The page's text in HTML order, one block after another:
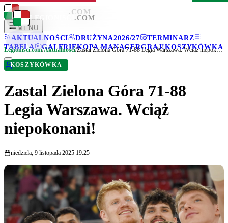
LEGIONISCI .COM
MENU
AKTUALNOŚCI
DRUŻYNA2026/27
TERMINARZ
TABELA
GALERIEKOPA MANAGERGRAJ!KOSZYKÓWKA
LEGIONISCI .COM
Legionisci.com/Aktualności/ Zastal Zielona Góra 71-88 Legia Warszawa. Wciąż niepokonani!
KOSZYKÓWKA
Zastal Zielona Góra 71-88
Legia Warszawa. Wciąż
niepokonani!
niedziela, 9 listopada 2025 19:25